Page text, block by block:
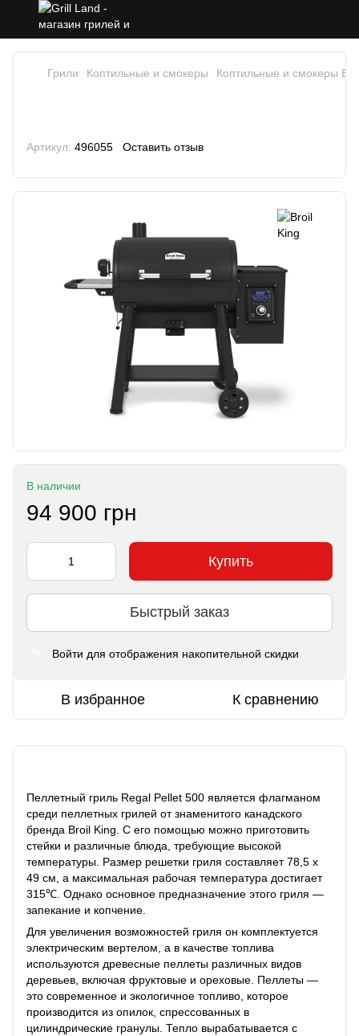
Грили Коптильные и смокеры Коптильные и смокеры
Артикул: 496055 Оставить отзыв
В наличии
94 900 грн
Купить
Быстрый заказ
Войти для отображения накопительной скидки
В избранное К сравнению
Пеллетный гриль Regal Pellet 500 является флагманом
среди пеллетных грилей от знаменитого канадского
бренда Broil King. С его помощью можно приготовить
стейки и различные блюда, требующие высокой
температуры. Размер решетки гриля составляет 78,5 х
49 см, а максимальная рабочая температура достигает
315℃. Однако основное предназначение этого гриля —
запекание и копчение.
Для увеличения возможностей гриля он комплектуется
электрическим вертелом, а в качестве топлива
используются древесные пеллеты различных видов
деревьев, включая фруктовые и ореховые. Пеллеты —
это современное и экологичное топливо, которое
производится из опилок, спрессованных в
цилиндрические гранулы. Тепло вырабатывается с